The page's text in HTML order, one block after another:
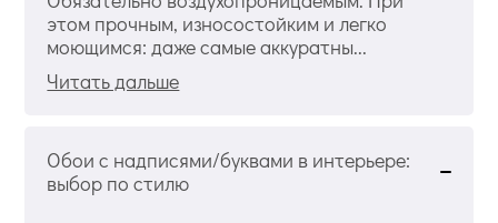
этом прочным, износостойким и легко
моющимся: даже самые аккуратны...
Читать дальше
Обои с надписями/буквами в интерьере:
выбор по стилю